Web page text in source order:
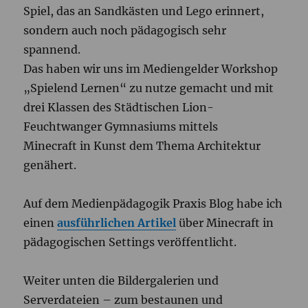
Spiel, das an Sandkästen und Lego erinnert,
sondern auch noch pädagogisch sehr
spannend.
Das haben wir uns im Mediengelder Workshop
„Spielend Lernen“ zu nutze gemacht und mit
drei Klassen des Städtischen Lion-
Feuchtwanger Gymnasiums mittels
Minecraft in Kunst dem Thema Architektur
genähert.
Auf dem Medienpädagogik Praxis Blog habe ich
einenausführlichen Artikel über Minecraft in
pädagogischen Settings veröffentlicht.
Weiter unten die Bildergalerien und
Serverdateien – zum bestaunen und